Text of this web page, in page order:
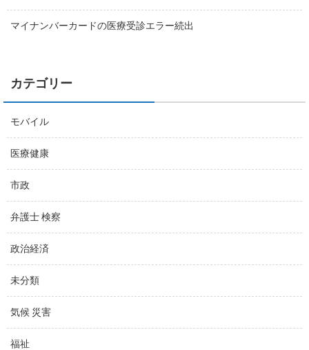
マイナンバーカードの医療受診エラー続出
カテゴリー
モバイル
医療健康
市政
弁護士 検察
政治経済
未分類
気候 災害
福祉